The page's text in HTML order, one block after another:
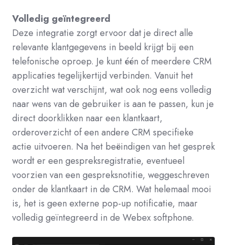
Volledig geïntegreerd
Deze integratie zorgt ervoor dat je direct alle
relevante klantgegevens in beeld krijgt bij een
telefonische oproep. Je kunt één of meerdere CRM
applicaties tegelijkertijd verbinden. Vanuit het
overzicht wat verschijnt, wat ook nog eens volledig
naar wens van de gebruiker is aan te passen, kun je
direct doorklikken naar een klantkaart,
orderoverzicht of een andere CRM specifieke
actie uitvoeren. Na het beëindigen van het gesprek
wordt er een gespreksregistratie, eventueel
voorzien van een gespreksnotitie, weggeschreven
onder de klantkaart in de CRM. Wat helemaal mooi
is, het is geen externe pop-up notificatie, maar
volledig geïntegreerd in de Webex softphone.